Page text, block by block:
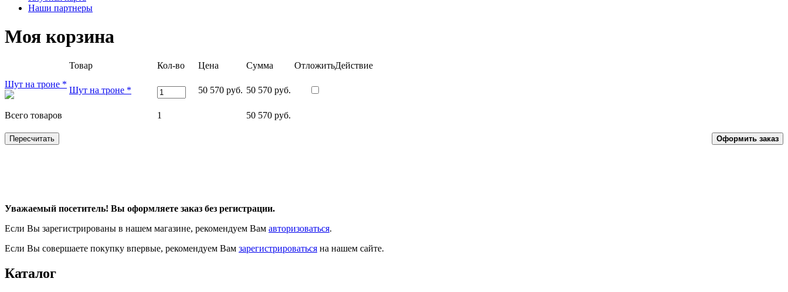
Наши партнеры
Моя корзина
Товар Кол-во Цена Сумма ОтложитьДействие
Шут на троне *
Шут на троне * 50 570 руб. 50 570 руб.
Всего товаров 1 50 570 руб.
Уважаемый посетитель! Вы оформляете заказ без регистрации.
Если Вы зарегистрированы в нашем магазине, рекомендуем Вам авторизоваться.
Если Вы совершаете покупку впервые, рекомендуем Вам зарегистрироваться на нашем сайте.
Каталог